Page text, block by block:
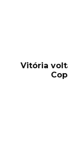
Vitória